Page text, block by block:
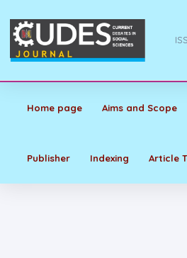
Home page Aims and Scope
Publisher Indexing Article